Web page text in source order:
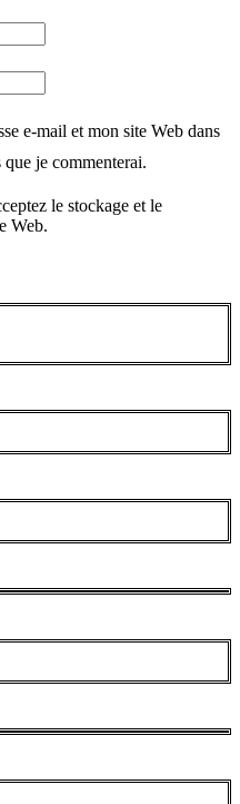
e-mail et mon site Web dans
je commenterai.
le stockage et le
Web.